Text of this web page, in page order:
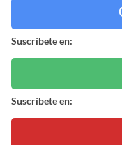
Suscríbete en:
Suscríbete en: